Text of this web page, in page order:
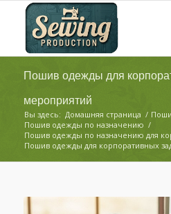
Пошив одежды для
мероприятий
Вы здесь: Домашняя страница /
Пошив одежды по назначению /
Пошив одежды по назначению для
Пошив одежды для корпоративных